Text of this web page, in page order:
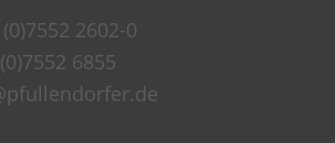
2602-0
6855